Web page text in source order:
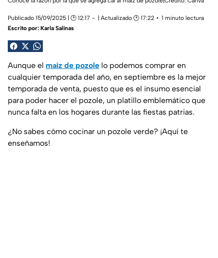
Publicado 15/09/2025 | 🕑 12:17 | Actualizado 🕑 17:22
1 minuto lectura
Escrito por: Karla Salinas
Aunque el maíz de pozole lo podemos comprar en
cualquier temporada del año, en septiembre es la mejor
temporada de venta, puesto que es el insumo esencial
para poder hacer el pozole, un platillo emblemático que
nunca falta en los hogares durante las fiestas patrias.
¿No sabes cómo cocinar un pozole verde? ¡Aquí te
enseñamos!